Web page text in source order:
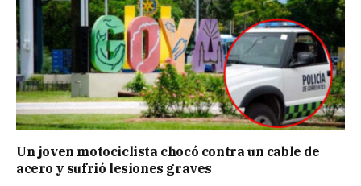
Un joven motociclista chocó contra un cable de
acero y sufrió lesiones graves